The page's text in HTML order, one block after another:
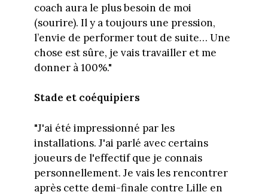
coach aura le plus besoin de moi
(sourire). Il y a toujours une pression,
l’envie de performer tout de suite… Une
chose est sûre, je vais travailler et me
donner à 100%."
Stade et coéquipiers
"J'ai été impressionné par les
installations. J'ai parlé avec certains
joueurs de l'effectif que je connais
personnellement. Je vais les rencontrer
après cette demi-finale contre Lille en